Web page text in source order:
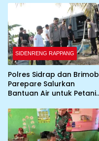
SIDENRENG RAPPANG
Polres Sidrap dan Brimob
Parepare Salurkan
Bantuan Air untuk Petani